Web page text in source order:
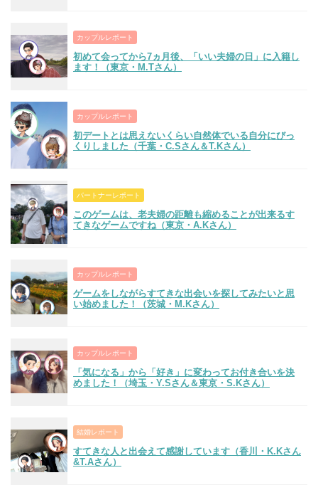
カップルレポート
初めて会ってから7ヵ月後、「いい夫婦の日」に入籍し
ます！（東京・M.Tさん）
カップルレポート
初デートとは思えないくらい自然体でいる自分にびっ
くりしました（千葉・C.Sさん＆T.Kさん）
パートナーレポート
このゲームは、老夫婦の距離も縮めることが出来るす
てきなゲームですね（東京・A.Kさん）
カップルレポート
ゲームをしながらすてきな出会いを探してみたいと思
い始めました！（茨城・M.Kさん）
カップルレポート
「気になる」から「好き」に変わってお付き合いを決
めました！（埼玉・Y.Sさん＆東京・S.Kさん）
結婚レポート
すてきな人と出会えて感謝しています（香川・K.Kさん
&T.Aさん）